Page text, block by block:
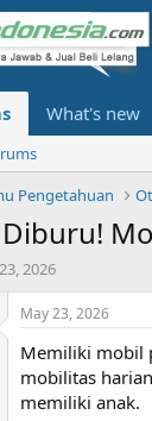
What's new
Pengetahuan
2026
May 23, 2026
Memiliki mobil
mobilitas
memiliki anak.